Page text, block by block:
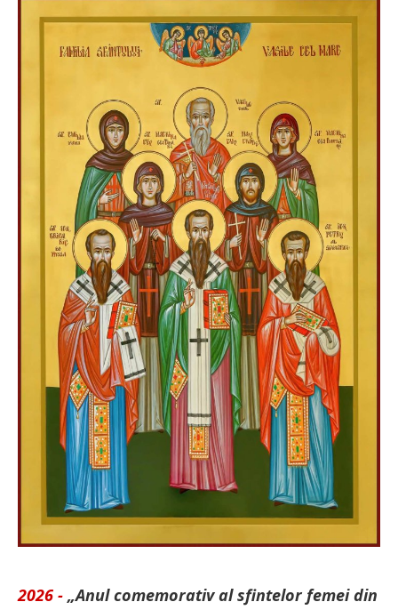
2026 - „Anul comemorativ al sfintelor femei din